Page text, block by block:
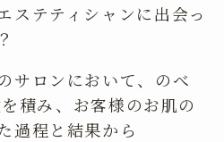
ステティシャンに出会っ
サロンにおいて、のべ
積み、お客様のお肌の
過程と結果から